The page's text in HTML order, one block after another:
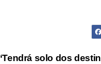
‘Tendrá solo dos